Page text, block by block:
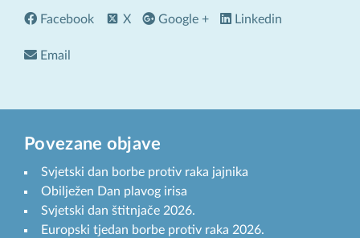
Facebook X Google + Linkedin
Email
Povezane objave
Svjetski dan borbe protiv raka jajnika
Obilježen Dan plavog irisa
Svjetski dan štitnjače 2026.
Europski tjedan borbe protiv raka 2026.